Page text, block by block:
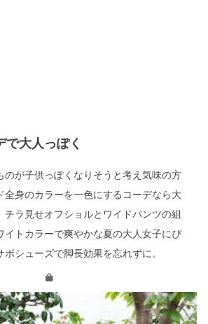
で大人っぽく
のが子供っぽくなりそうと考え気味の方
全身のカラーを一色にするコーデなら大
チラ見せオフショルとワイドパンツの組
イトカラーで爽やかな夏の大人女子にぴ
ボシューズで脚長効果を忘れずに。